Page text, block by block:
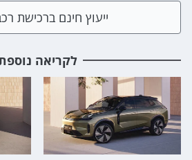
ייעוץ חינם ברכישת
לקריאה